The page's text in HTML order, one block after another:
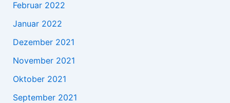
Februar 2022
Januar 2022
Dezember 2021
November 2021
Oktober 2021
September 2021